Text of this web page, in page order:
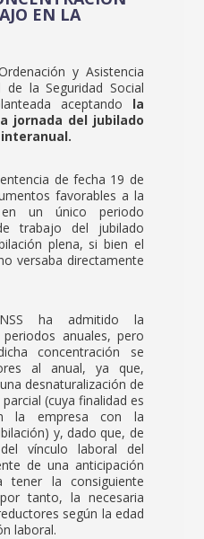
EN LA
y Asistencia
la Seguridad Social
aceptando la
jornada del jubilado
de fecha 19 de
favorables a la
un único periodo
trabajo del jubilado
plena, si bien el
versaba directamente
ha admitido la
anuales, pero
concentración se
al anual, ya que,
desnaturalización de
(cuya finalidad es
la empresa con la
y, dado que, de
vínculo laboral del
de una anticipación
tener la consiguiente
tanto, la necesaria
según la edad
laboral.